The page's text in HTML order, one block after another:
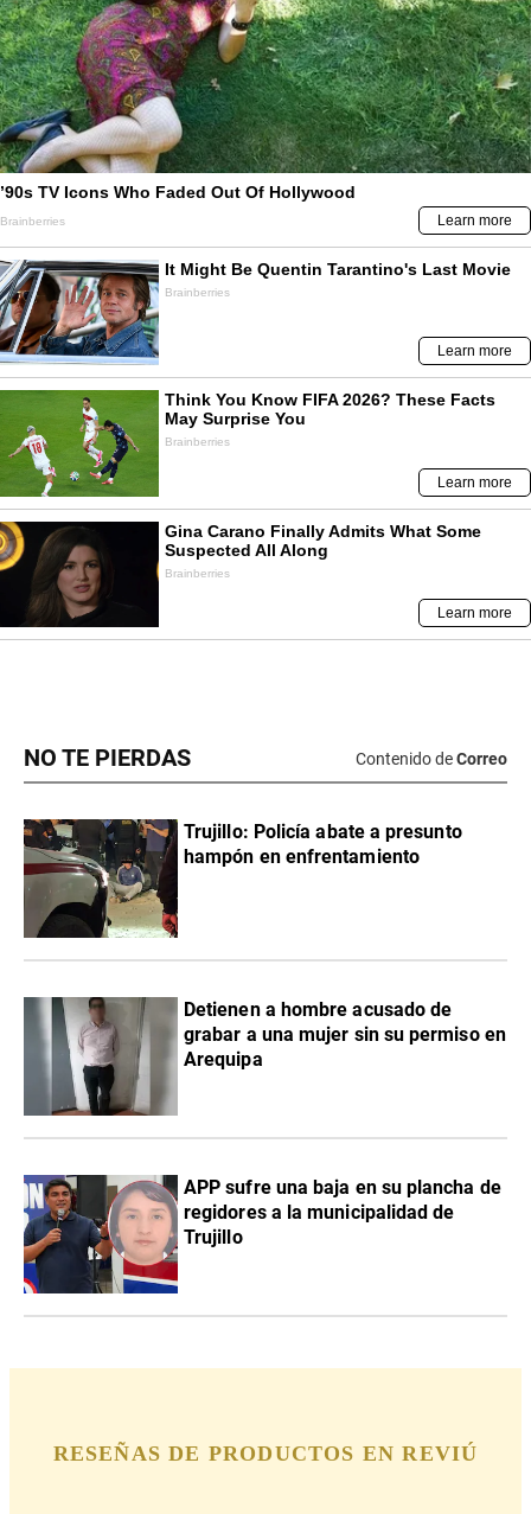
NO TE PIERDAS Contenido deCorreo
Trujillo: Policía abate a presunto
hampón en enfrentamiento
Detienen a hombre acusado de
grabar a una mujer sin su permiso en
Arequipa
APP sufre una baja en su plancha de
regidores a la municipalidad de
Trujillo